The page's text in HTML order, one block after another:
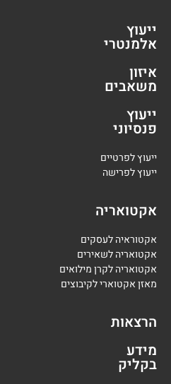
ייעוץ
אלמנטרי
איזון
משאבים
ייעוץ
פנסיוני
ייעוץ לפרטיים
ייעוץ לפרישה
אקטואריה
אקטוראיה לעסקים
אקטואריה לשאירים
אקטואריה לקרן מילואים
מאזן אקטוארי לקיבוצים
הרצאות
מידע
בקליק